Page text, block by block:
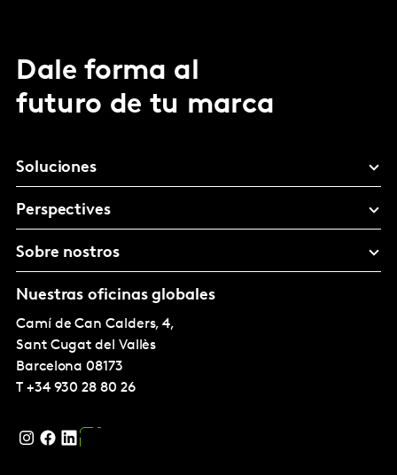
Dale forma al
futuro de tu marca
Soluciones
Perspectives
Sobre nostros
Nuestras oficinas globales
Camí de Can Calders, 4,
Sant Cugat del Vallès
Barcelona 08173
T +34 930 28 80 26